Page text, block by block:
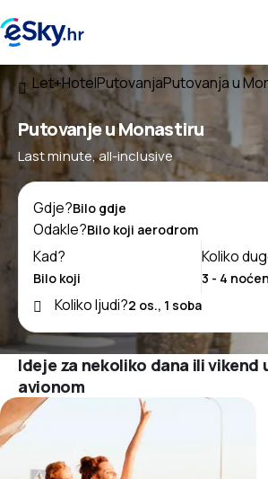
Let+HotelPutovanjaPutovanja u
Putovanje u Monastiru
Last minute, all-inclusive
Gdje?
Odakle?
Kad?
Koliko
Koliko ljudi?
Ideje za nekoliko dana ili vikend
avionom